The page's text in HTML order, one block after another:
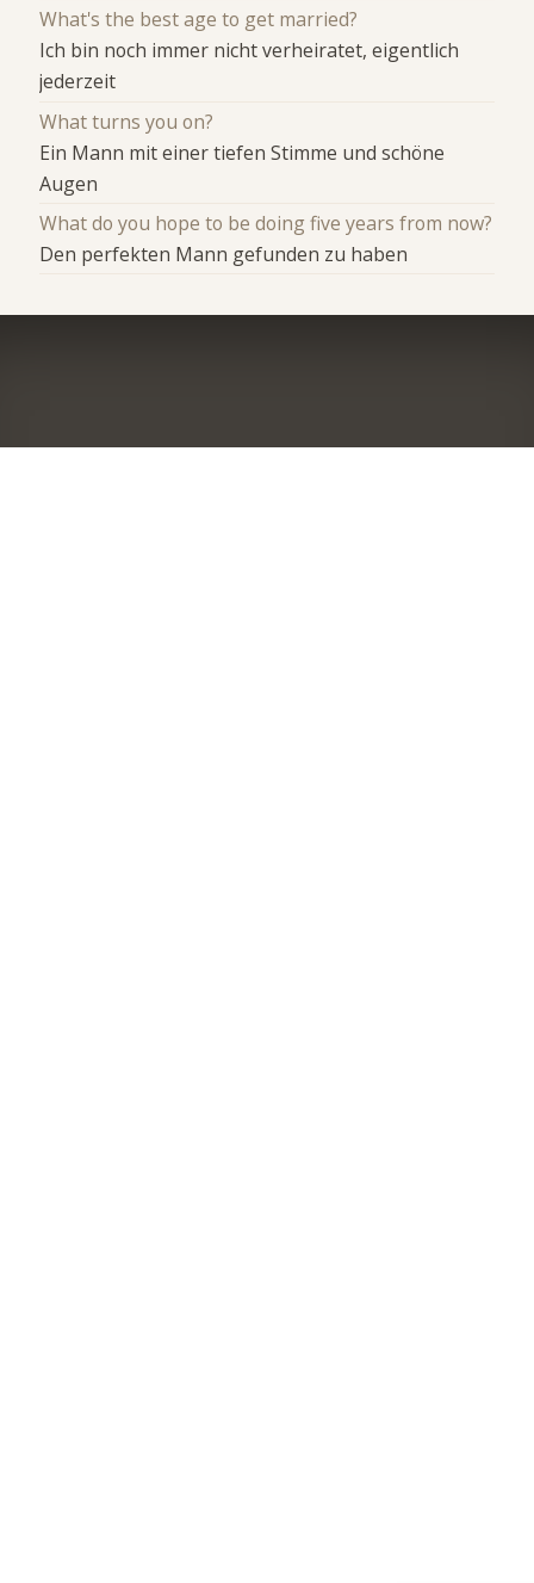
What's the best age to get married?
Ich bin noch immer nicht verheiratet, eigentlich
jederzeit
What turns you on?
Ein Mann mit einer tiefen Stimme und schöne
Augen
What do you hope to be doing five years from now?
Den perfekten Mann gefunden zu haben